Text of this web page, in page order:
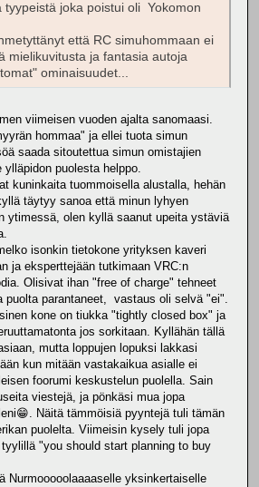
tyypeistä joka poistui oli Yokomon
että RC simuhommaan ei
mielikuvitusta ja fantasia autoja
ominaisuudet...
viimeisen vuoden ajalta sanomaasi.
hommaa" ja ellei tuota simun
saada sitoutettua simun omistajien
puolesta helppo.
kuninkaita tuommoisella alustalla, hehän
täytyy sanoa että minun lyhyen
ytimessä, olen kyllä saanut upeita ystäviä
isonkin tietokone yrityksen kaveri
ja eksperttejään tutkimaan VRC:n
Olisivat ihan "free of charge" tehneet
puolta parantaneet, vastaus oli selvä "ei".
kone on tiukka "tightly closed box" ja
jos sorkitaan. Kyllähän tällä
mutta loppujen lopuksi lakkasi
kun mitään vastakaikua asialle ei
foorumi keskustelun puolella. Sain
viestejä, ja pönkäsi mua jopa
Näitä tämmöisiä pyyntejä tuli tämän
puolelta. Viimeisin kysely tuli jopa
"you should start planning to buy
Nurmooooolaaaaselle yksinkertaiselle